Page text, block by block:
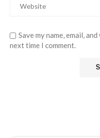
Save my name, email,
next time I comment.